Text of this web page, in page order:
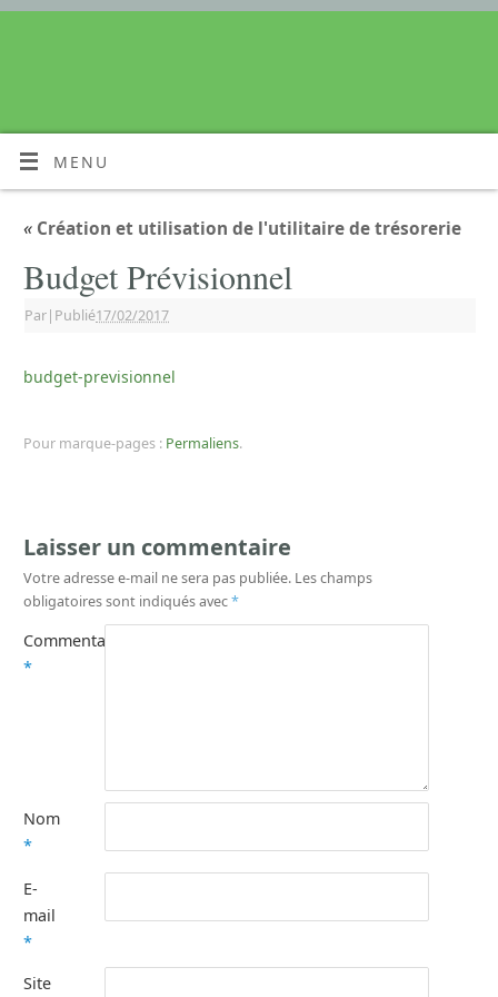
MENU
« Création et utilisation de l'utilitaire de trésorerie
Budget Prévisionnel
Par| Publié17/02/2017
budget-previsionnel
Pour marque-pages : Permaliens.
Laisser un commentaire
Votre adresse e-mail ne sera pas publiée. Les champs
obligatoires sont indiqués avec*
Commentaire
*
Nom
*
E-
mail
*
Site